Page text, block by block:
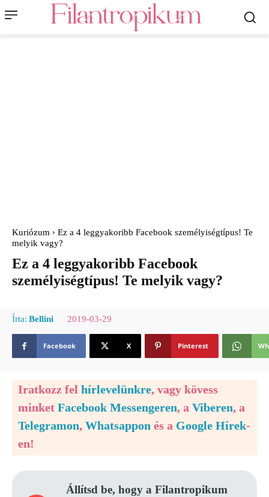
Kuriózum
Ez a 4 leggyakoribb Facebook személyiségtípus! Te
melyik vagy?
Ez a 4 leggyakoribb Facebook
személyiségtípus! Te melyik vagy?
Írta: Bellini 2019-03-29
Facebook X Pinterest
Iratkozz fel hírlevelünkre, vagy kövess
minket Facebook Messengeren, a Viberen, a
Telegramon, Whatsappon és a Google Hírek-
en!
Állítsd be, hogy a Filantropikum